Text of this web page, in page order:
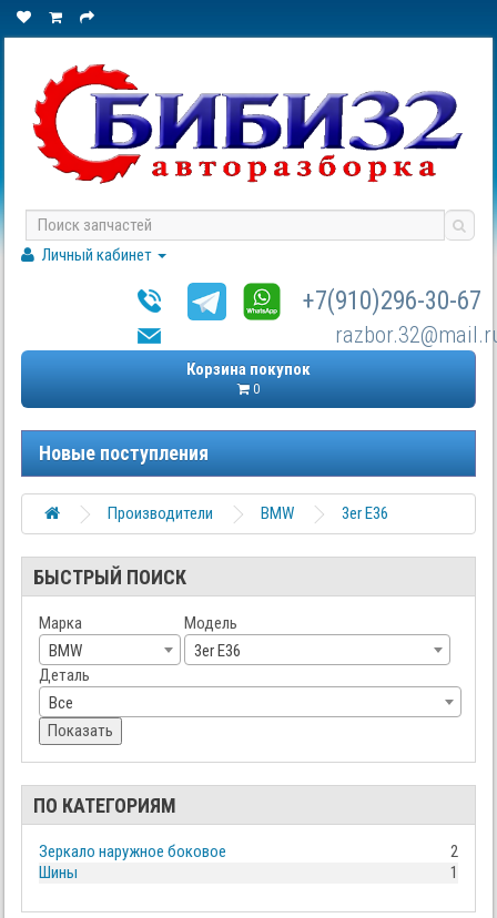
Личный кабинет
+7(910)296-30-67
Корзина покупок
0
Новые поступления
Производители BMW 3er E36
БЫСТРЫЙ ПОИСК
Марка
BMW
Модель
3er E36
Деталь
Все
Показать
ПО КАТЕГОРИЯМ
Зеркало наружное боковое
2
Шины
1